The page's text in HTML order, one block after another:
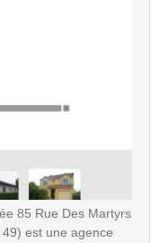
85 Rue Des Martyrs
est une agence